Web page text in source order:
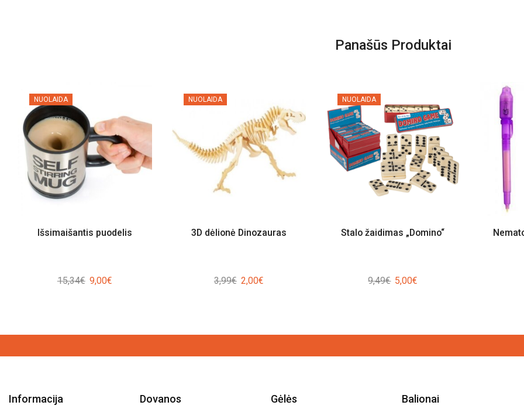
Panašūs Produktai
NUOLAIDA
Išsimaišantis puodelis
15,34€ Original
9,00€Current
NUOLAIDA
3D dėlionė Dinozauras
3,99€ Original
2,00€Current
NUOLAIDA
Stalo žaidimas „Domino“
9,49€ Original
5,00€
Informacija Dovanos Gėlės Balionai